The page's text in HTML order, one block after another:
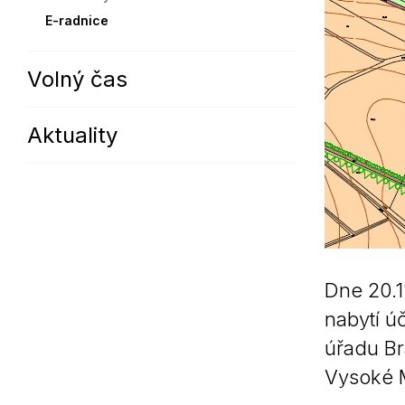
E-radnice
Volný čas
Aktuality
Dne
nabytí
úřadu
Vysoké